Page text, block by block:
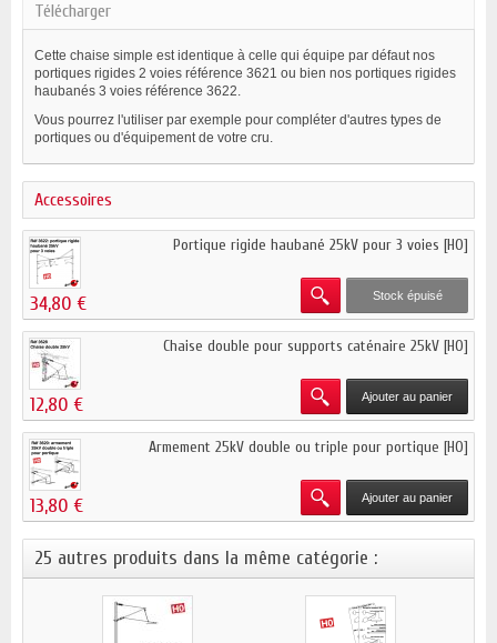
Télécharger
Cette chaise simple est identique à celle qui équipe par défaut nos
portiques rigides 2 voies référence 3621 ou bien nos portiques rigides
haubanés 3 voies référence 3622.
Vous pourrez l'utiliser par exemple pour compléter d'autres types de
portiques ou d'équipement de votre cru.
Accessoires
Portique rigide haubané 25kV pour 3 voies [HO]
34,80 € Stock épuisé
Chaise double pour supports caténaire 25kV [HO]
12,80 € Ajouter au panier
Armement 25kV double ou triple pour portique [HO]
13,80 € Ajouter au panier
25 autres produits dans la même catégorie :